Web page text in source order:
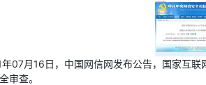
年07月16日，中国网信网发布公告，国家互
审查。